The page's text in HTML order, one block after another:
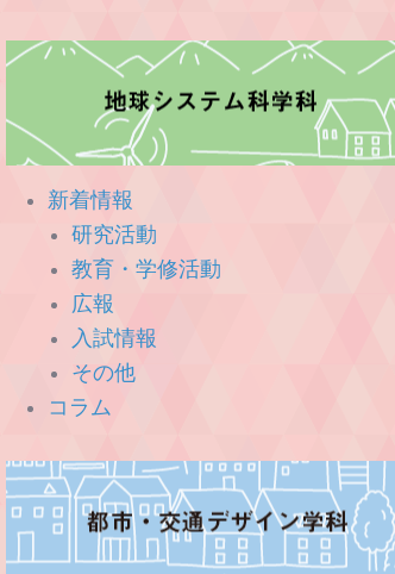
新着情報
研究活動
教育・学修活動
広報
入試情報
その他
コラム